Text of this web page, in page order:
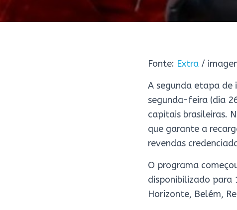
Fonte: Extra /
A segunda etapa de
segunda-feira (dia
capitais brasileiras.
que garante a
revendas
O programa
disponibilizado para
Horizonte, Belém,